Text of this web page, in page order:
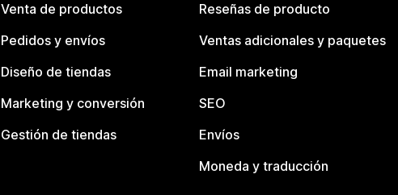
Venta de productos
Pedidos y envíos
Diseño de tiendas
Marketing y conversión
Gestión de tiendas
Reseñas de producto
Ventas adicionales y paquetes
Email marketing
SEO
Envíos
Moneda y traducción